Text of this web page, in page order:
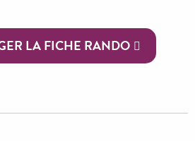
LA FICHE RANDO